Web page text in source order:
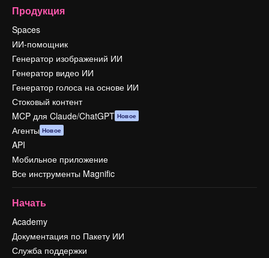
Продукция
Spaces
ИИ-помощник
Генератор изображений ИИ
Генератор видео ИИ
Генератор голоса на основе ИИ
Стоковый контент
MCP для Claude/ChatGPT Новое
Агенты Новое
API
Мобильное приложение
Все инструменты Magnific
Начать
Academy
Документация по Пакету ИИ
Служба поддержки